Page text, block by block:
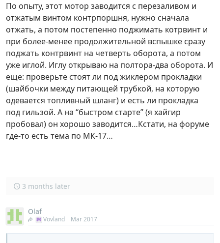
По опыту, этот мотор заводится с перезаливом и
отжатым винтом контрпоршня, нужно сначала
отжать, а потом постепенно поджимать котрвинт и
при более-менее продолжительной вспышке сразу
поджать контрвинт на четверть оборота, а потом
уже иглой. Иглу открываю на полтора-два оборота. И
еще: проверьте стоят ли под жиклером прокладки
(шайбочки между питающей трубкой, на которую
одевается топливный шланг) и есть ли прокладка
под гильзой. А на “быстром старте” (я хайгир
пробовал) он хорошо заводится…Кстати, на форуме
где-то есть тема по МК-17…
3 months later
Olaf
Vovland Mar 2017